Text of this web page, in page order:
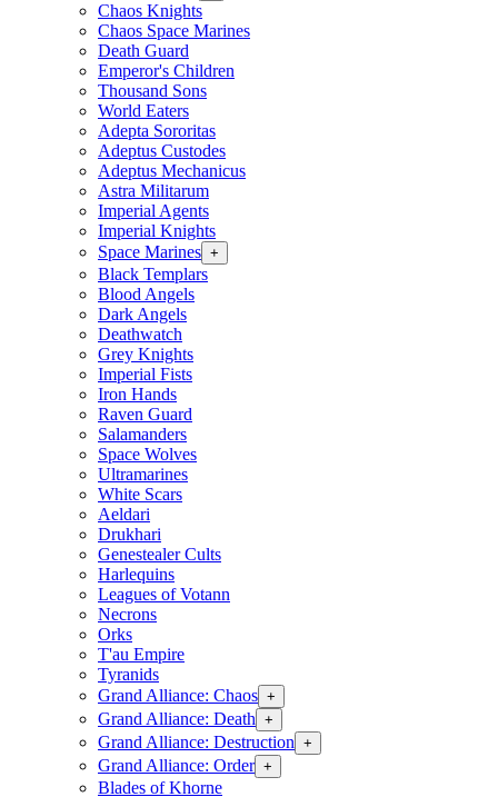
Chaos Knights
Chaos Space Marines
Death Guard
Emperor's Children
Thousand Sons
World Eaters
Adepta Sororitas
Adeptus Custodes
Adeptus Mechanicus
Astra Militarum
Imperial Agents
Imperial Knights
Space Marines +
Black Templars
Blood Angels
Dark Angels
Deathwatch
Grey Knights
Imperial Fists
Iron Hands
Raven Guard
Salamanders
Space Wolves
Ultramarines
White Scars
Aeldari
Drukhari
Genestealer Cults
Harlequins
Leagues of Votann
Necrons
Orks
T'au Empire
Tyranids
Grand Alliance: Chaos +
Grand Alliance: Death +
Grand Alliance: Destruction +
Grand Alliance: Order +
Blades of Khorne